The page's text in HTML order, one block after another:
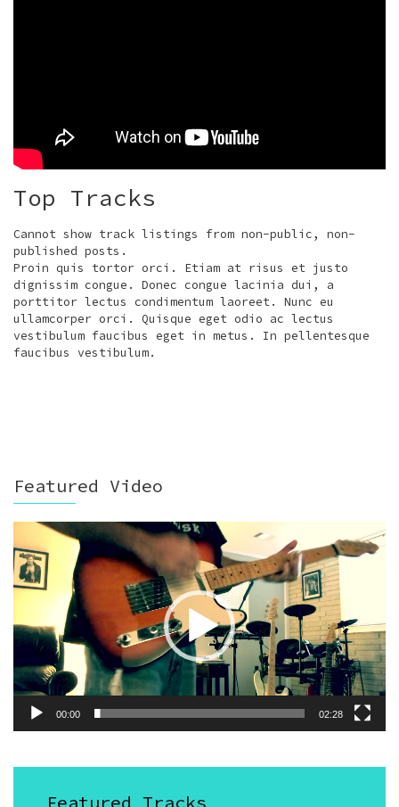
Top Tracks
Cannot show track listings from non-public, non-
published posts.
Proin quis tortor orci. Etiam at risus et justo
dignissim congue. Donec congue lacinia dui, a
porttitor lectus condimentum laoreet. Nunc eu
ullamcorper orci. Quisque eget odio ac lectus
vestibulum faucibus eget in metus. In pellentesque
faucibus vestibulum.
Featured Video
Video
Player
00:00 02:28
Featured Tracks